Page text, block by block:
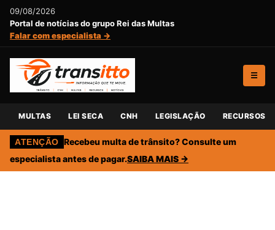
09/08/2026
Portal de notícias do grupo Rei das Multas
Falar com especialista →
☰
MULTAS LEI SECA CNH LEGISLAÇÃO RECURSOS
ATENÇÃO Recebeu multa de trânsito? Consulte um
especialista antes de pagar.SAIBA MAIS →